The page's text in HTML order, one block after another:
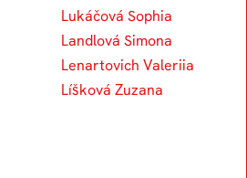
Lukáčová Sophia
Landlová Simona
Lenartovich Valeriia
Líšková Zuzana